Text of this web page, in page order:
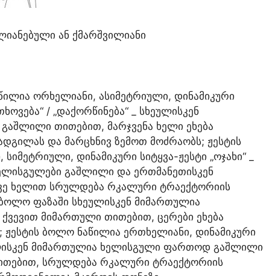
ან ქმარშვილიანი
ორხელიანი, ასიმეტრიული, დინამიკური
/ „დაქორწინება“ _ სხეულისკენ
თითებით, მარჯვენა ხელი ეხება
და მარცხნივ ზემოთ მოძრაობს; ჟესტის
დინამიკური სიტყვა-ჟესტი „ოჯახი“ _
გაშლილი და ერთმანეთისკენ
ხელით სრულდება რკალური ტრაექტორიის
ფაზაში სხეულისკენ მიმართულია
მიმართული თითებით, ცერები ეხება
ბოლო ნაწილია ერთხელიანი, დინამიკური
მიმართულია ხელისგული ფართოდ გაშლილი
სრულდება რკალური ტრაექტორიის